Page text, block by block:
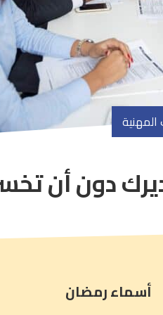
المهنية
article
comment
is:
دون أن
أسماء رمضان